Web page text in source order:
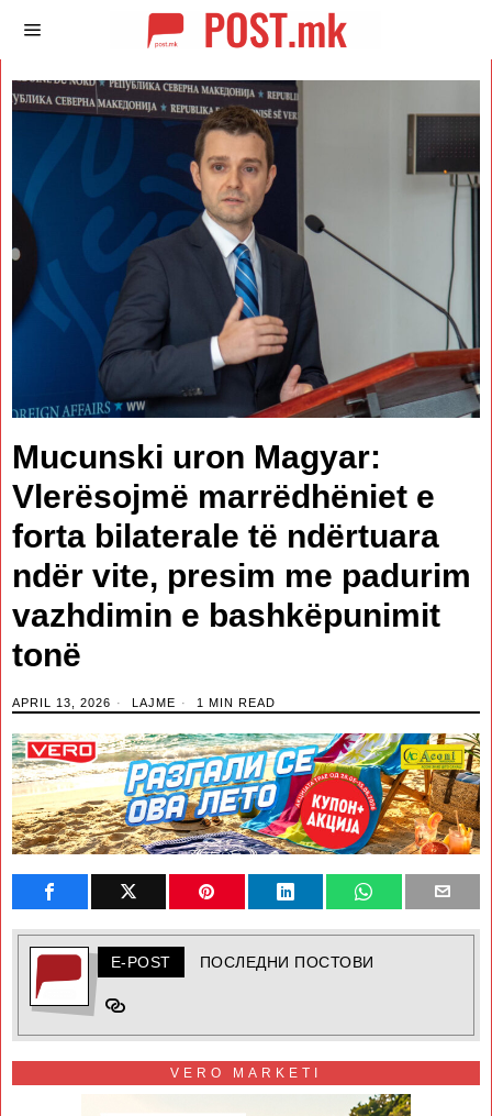
Mucunski uron Magyar:
Vlerësojmë marrëdhëniet e
forta bilaterale të ndërtuara
ndër vite, presim me padurim
vazhdimin e bashkëpunimit
tonë
APRIL 13, 2026 LAJME 1 MIN READ
E-POST ПОСЛЕДНИ ПОСТОВИ
VERO MARKETI